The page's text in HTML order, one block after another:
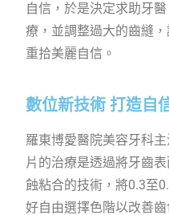
自信，於是決定求助牙
療，並調整過大的齒縫
重拾美麗自信。
數位新技術 打造自
羅東博愛醫院美容牙科
片的治療是透過將牙齒
蝕粘合的技術，將0.3至
好自由選擇色階以改善